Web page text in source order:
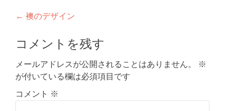
投
稿
ナ
ビ
ゲ
← 襖のデザイン
コメントを残す
メールアドレスが公開されることはありません。
※
が付いている欄は必須項目です
コメント ※